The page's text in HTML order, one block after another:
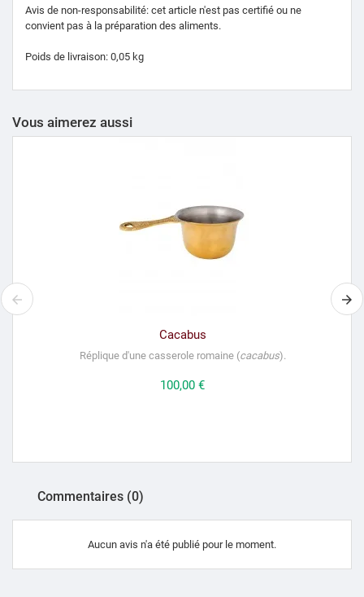
Avis de non-responsabilité: cet article n'est pas certifié ou ne
convient pas à la préparation des aliments.
Poids de livraison: 0,05 kg
Vous aimerez aussi
Cacabus
Réplique d'une casserole romaine (cacabus).
Prix
100,00 €
Commentaires (0)
Aucun avis n'a été publié pour le moment.